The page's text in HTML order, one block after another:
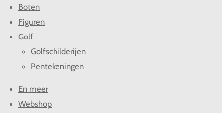
Boten
Figuren
Golf
Golfschilderijen
Pentekeningen
En meer
Webshop